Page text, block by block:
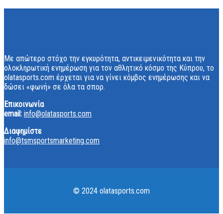
Με απώτερο στόχο την εγκυρότητα, αντικειμενικότητα και την
ολοκληρωτική ενημέρωση για τον αθλητικό κόσμο της Κύπρου, το
olatasports.com έρχεται για να γίνει κόμβος ενημέρωσης και να
δώσει «φωνή» σε όλα τα σπορ.
Επικοινωνία
email: info@olatasports.com
Διαφημίστε
info@tsmsportsmarketing.com
© 2024 olatasports.com